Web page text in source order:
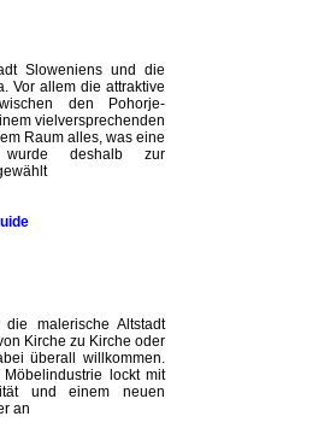
Sloweniens und die
Vor allem die attraktive
den Pohorje-
vielversprechenden
Raum alles, was eine
deshalb zur
malerische Altstadt
Kirche zu Kirche oder
überall willkommen.
lockt mit
und einem neuen
an